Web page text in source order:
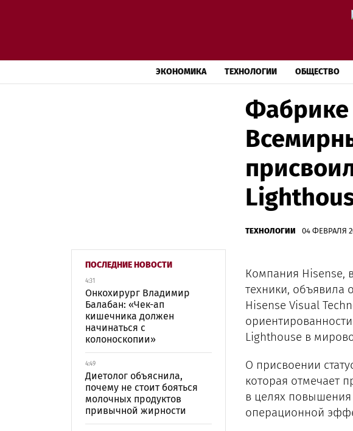
ЭКОНОМИКА ТЕХНОЛОГИИ ОБЩЕСТВО
Фабрике
ТЕХНОЛОГИИ 04 ФЕВРАЛЯ
ПОСЛЕДНИЕ НОВОСТИ
4:31
Онкохирург Владимир
Балабан: «Чек-ап
кишечника должен
начинаться с
колоноскопии»
4:49
Диетолог объяснила,
почему не стоит бояться
молочных продуктов
привычной жирности
Компания Hisense,
техники, объявила
Hisense Visual
Lighthouse в
О присвоении
которая
в целях повышения
операционной